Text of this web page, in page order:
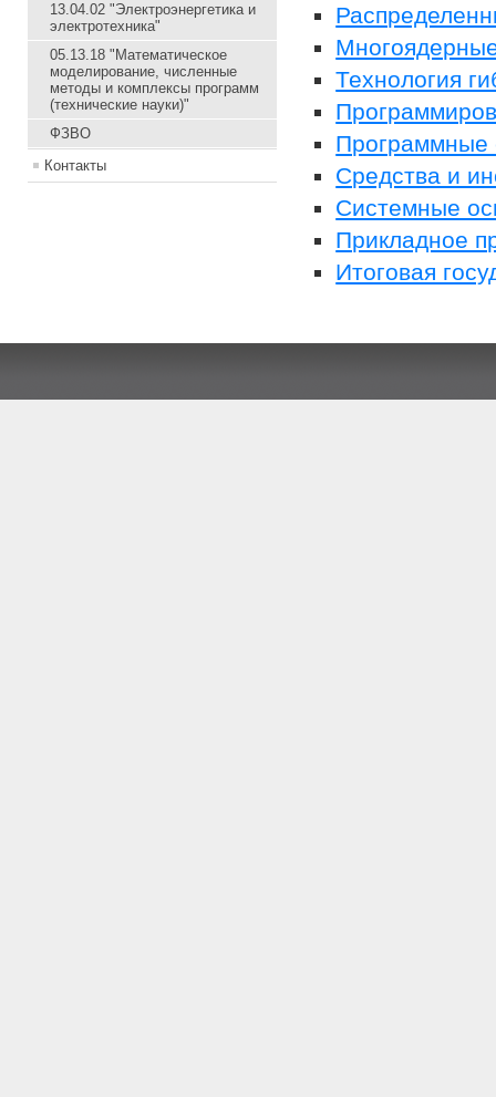
13.04.02 "Электроэнергетика и
электротехника"
05.13.18 "Математическое
моделирование, численные
методы и комплексы программ
(технические науки)"
ФЗВО
Контакты
Технология
Программные
Средства и
Системные
Прикладное
Итоговая